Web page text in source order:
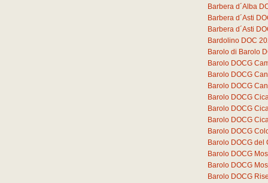
Barbera d´Alba
Barbera d´Asti
Barbera d´Asti
Bardolino DOC
Barolo di Barolo
Barolo DOCG
Barolo DOCG
Barolo DOCG
Barolo DOCG
Barolo DOCG
Barolo DOCG
Barolo DOCG
Barolo DOCG
Barolo DOCG
Barolo DOCG
Barolo DOCG